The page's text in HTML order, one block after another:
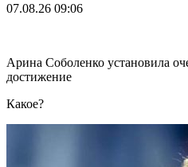
07.08.26 09:06
Арина Соболенко установила
достижение
Какое?